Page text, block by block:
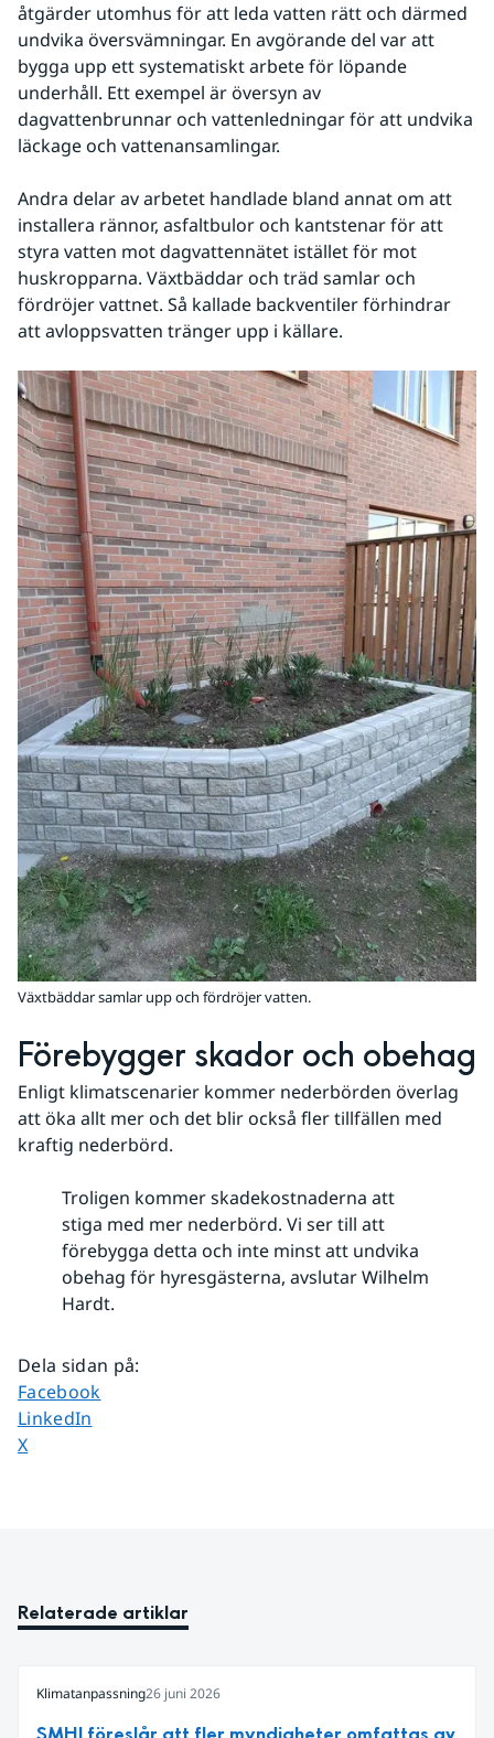
åtgärder utomhus för att leda vatten rätt och därmed
undvika översvämningar. En avgörande del var att
bygga upp ett systematiskt arbete för löpande
underhåll. Ett exempel är översyn av
dagvattenbrunnar och vattenledningar för att undvika
läckage och vattenansamlingar.
Andra delar av arbetet handlade bland annat om att
installera rännor, asfaltbulor och kantstenar för att
styra vatten mot dagvattennätet istället för mot
huskropparna. Växtbäddar och träd samlar och
fördröjer vattnet. Så kallade backventiler förhindrar
att avloppsvatten tränger upp i källare.
Växtbäddar samlar upp och fördröjer vatten.
Förebygger skador och obehag
Enligt klimatscenarier kommer nederbörden överlag
att öka allt mer och det blir också fler tillfällen med
kraftig nederbörd.
Troligen kommer skadekostnaderna att
stiga med mer nederbörd. Vi ser till att
förebygga detta och inte minst att undvika
obehag för hyresgästerna, avslutar Wilhelm
Hardt.
Dela sidan på:
Dela sidan på
Facebook
Dela sidan på
LinkedIn
Dela sidan på
X
Relaterade artiklar
Klimatanpassning26 juni 2026